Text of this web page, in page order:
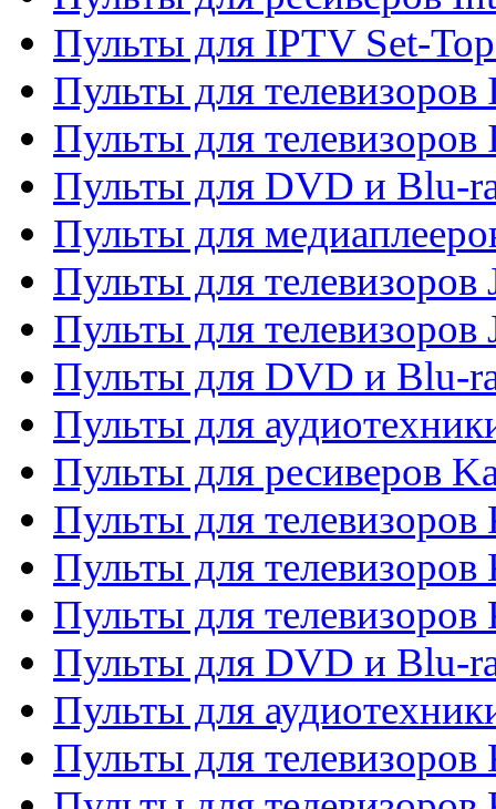
Пульты для IPTV Set-
Пульты для телевизоров
Пульты для телевизоров
Пульты для DVD и Blu-
Пульты для
Пульты для телевизоров
Пульты для телевизоров
Пульты для DVD и Blu-
Пульты для
Пульты для ресиверов
Пульты для телевизоров
Пульты для телевизоров
Пульты для телевизоров
Пульты для DVD и Blu-
Пульты для
Пульты для